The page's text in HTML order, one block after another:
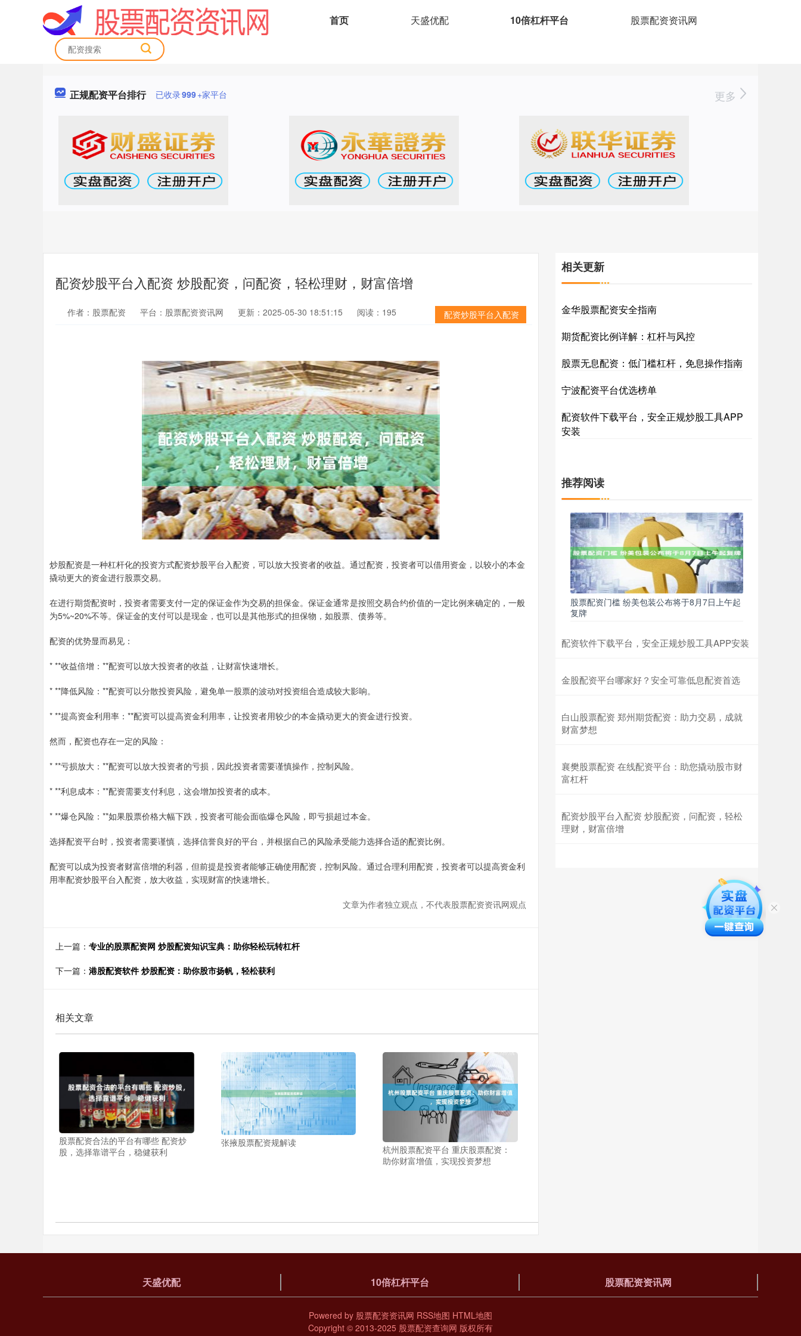
首页 天盛优配 10倍杠杆平台 股票配资资讯网
正规配资平台排行 已收录999+家平台 更多
配资炒股平台入配资 炒股配资，问配资，轻松理财，财富倍增
配资炒股平台入配资
作者：股票配资 平台：股票配资资讯网 更新：2025-05-30 18:51:15 阅读：195
炒股配资是一种杠杆化的投资方式配资炒股平台入配资，可以放大投资者的收益。通过配资，投资者可以借用资金，以较小的本金
撬动更大的资金进行股票交易。
在进行期货配资时，投资者需要支付一定的保证金作为交易的担保金。保证金通常是按照交易合约价值的一定比例来确定的，一般
为5%~20%不等。保证金的支付可以是现金，也可以是其他形式的担保物，如股票、债券等。
配资的优势显而易见：
* **收益倍增：**配资可以放大投资者的收益，让财富快速增长。
* **降低风险：**配资可以分散投资风险，避免单一股票的波动对投资组合造成较大影响。
* **提高资金利用率：**配资可以提高资金利用率，让投资者用较少的本金撬动更大的资金进行投资。
然而，配资也存在一定的风险：
* **亏损放大：**配资可以放大投资者的亏损，因此投资者需要谨慎操作，控制风险。
* **利息成本：**配资需要支付利息，这会增加投资者的成本。
* **爆仓风险：**如果股票价格大幅下跌，投资者可能会面临爆仓风险，即亏损超过本金。
选择配资平台时，投资者需要谨慎，选择信誉良好的平台，并根据自己的风险承受能力选择合适的配资比例。
配资可以成为投资者财富倍增的利器，但前提是投资者能够正确使用配资，控制风险。通过合理利用配资，投资者可以提高资金利
用率配资炒股平台入配资，放大收益，实现财富的快速增长。
文章为作者独立观点，不代表股票配资资讯网观点
上一篇： 专业的股票配资网 炒股配资知识宝典：助你轻松玩转杠杆
下一篇： 港股配资软件 炒股配资：助你股市扬帆，轻松获利
相关文章
股票配资合法的平台有哪些 配资炒
股，选择靠谱平台，稳健获利
张掖股票配资规解读
杭州股票配资平台 重庆股票配资：
助你财富增值，实现投资梦想
相关更新
金华股票配资安全指南
期货配资比例详解：杠杆与风控
股票无息配资：低门槛杠杆，免息操作指南
宁波配资平台优选榜单
配资软件下载平台，安全正规炒股工具APP
安装
推荐阅读
股票配资门槛 纷美包装公布将于8月7日上午起
复牌
配资软件下载平台，安全正规炒股工具APP安装
金股配资平台哪家好？安全可靠低息配资首选
白山股票配资 郑州期货配资：助力交易，成就
财富梦想
襄樊股票配资 在线配资平台：助您撬动股市财
富杠杆
配资炒股平台入配资 炒股配资，问配资，轻松
理财，财富倍增
天盛优配 10倍杠杆平台 股票配资资讯网
Powered by 股票配资资讯网 RSS地图 HTML地图
Copyright © 2013-2025 股票配资查询网 版权所有